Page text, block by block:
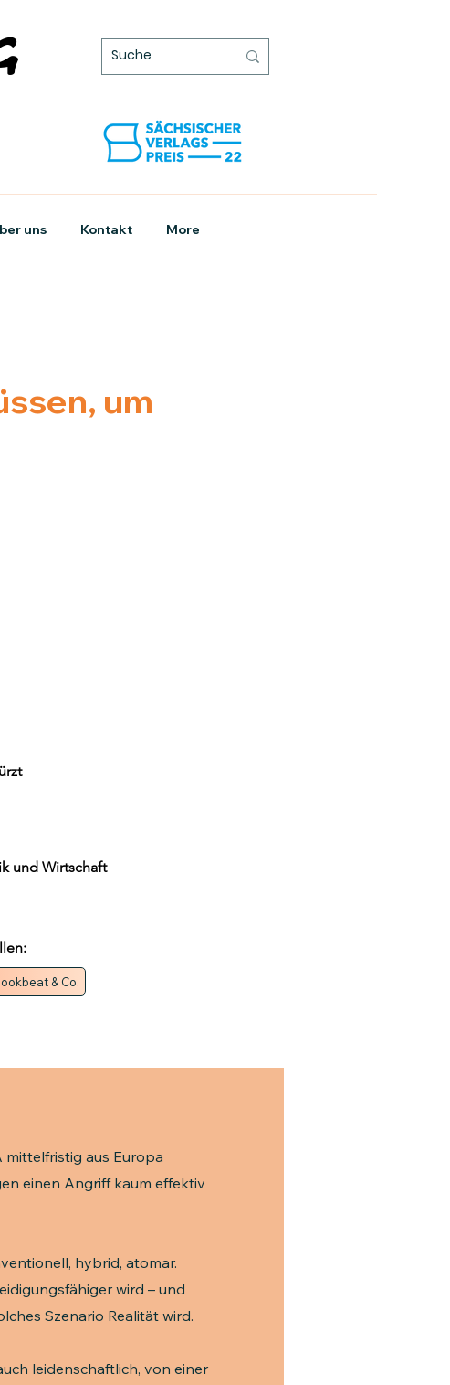
um
und Wirtschaft
& Co.
mittelfristig aus Europa
einen Angriff kaum effektiv
hybrid, atomar.
wird – und
Szenario Realität wird.
leidenschaftlich, von einer
uns Kontakt More